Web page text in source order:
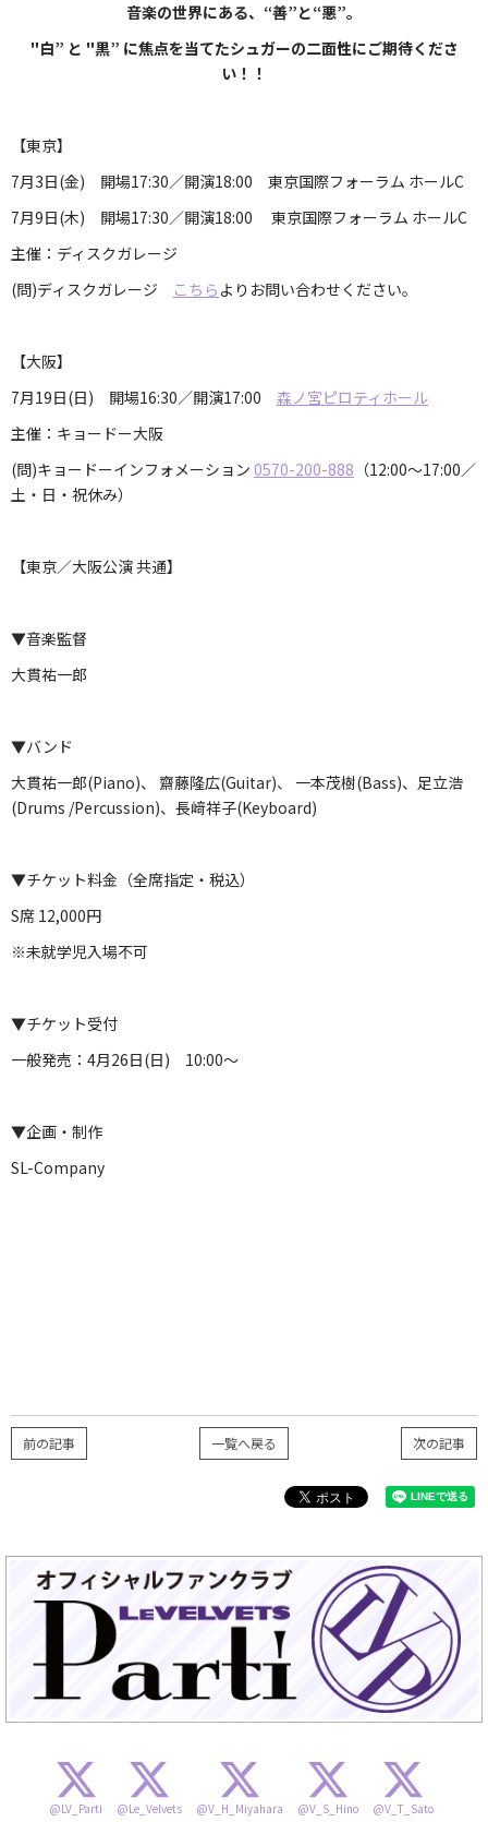
音楽の世界にある、“善”と“悪”。
"白” と "黒” に焦点を当てたシュガーの二面性にご期待くださ
い！！
【東京】
7月3日(金) 開場17:30／開演18:00 東京国際フォーラム ホールC
7月9日(木) 開場17:30／開演18:00 東京国際フォーラム ホールC
主催：ディスクガレージ
(問)ディスクガレージ こちら よりお問い合わせください。
【大阪】
7月19日(日) 開場16:30／開演17:00 森ノ宮ピロティホール
主催：キョードー大阪
(問)キョードーインフォメーション 0570-200-888 （12:00～17:00／
土・日・祝休み）
【東京／大阪公演 共通】
▼音楽監督
大貫祐一郎
▼バンド
大貫祐一郎(Piano)、 齋藤隆広(Guitar)、 一本茂樹(Bass)、足立浩
(Drums /Percussion)、長﨑祥子(Keyboard)
▼チケット料金（全席指定・税込）
S席 12,000円
※未就学児入場不可
▼チケット受付
一般発売：4月26日(日) 10:00～
▼企画・制作
SL-Company
次の記事
一覧へ戻る
前の記事
@LV_Parti @Le_Velvets @V_H_Miyahara @V_S_Hino @V_T_Sato